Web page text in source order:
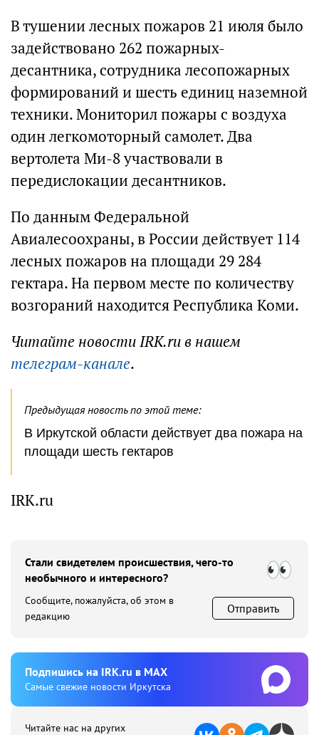
В тушении лесных пожаров 21 июля было
задействовано 262 пожарных-
десантника, сотрудника лесопожарных
формирований и шесть единиц наземной
техники. Мониторил пожары с воздуха
один легкомоторный самолет. Два
вертолета Ми-8 участвовали в
передислокации десантников.
По данным Федеральной
Авиалесоохраны, в России действует 114
лесных пожаров на площади 29 284
гектара. На первом месте по количеству
возгораний находится Республика Коми.
Читайте новости IRK.ru в нашем
телеграм-канале.
Предыдущая новость по этой теме:
В Иркутской области действует два пожара на
площади шесть гектаров
IRK.ru
Стали свидетелем происшествия, чего-то
необычного и интересного?
Сообщите, пожалуйста, об этом в
редакцию
Отправить
Подпишиcь на IRK.ru в MAX
Cамые свежие новости Иркутска
Читайте нас на других